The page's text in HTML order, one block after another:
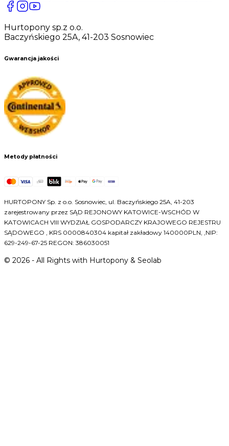
Hurtopony sp.z o.o.
Baczyńskiego 25A, 41-203 Sosnowiec
Gwarancja jakości
Metody płatności
HURTOPONY Sp. z o.o. Sosnowiec, ul. Baczyńskiego 25A, 41-203
zarejestrowany przez SĄD REJONOWY KATOWICE-WSCHÓD W
KATOWICACH VIII WYDZIAŁ GOSPODARCZY KRAJOWEGO REJESTRU
SĄDOWEGO , KRS 0000840304 kapitał zakładowy 140000PLN, ,NIP:
629-249-67-25 REGON: 386030051
© 2026 - All Rights with Hurtopony & Seolab